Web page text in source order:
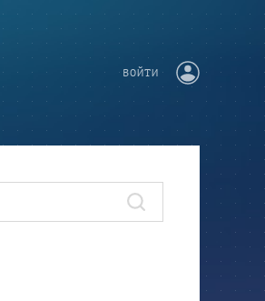
ВОЙТИ